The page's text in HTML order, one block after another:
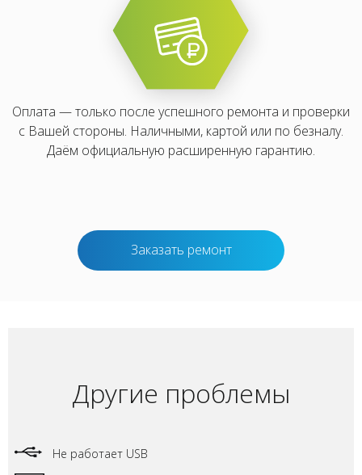
Оплата — только после успешного ремонта и проверки
с Вашей стороны. Наличными, картой или по безналу.
Даём официальную расширенную гарантию.
Заказать ремонт
Другие проблемы
Не работает USB